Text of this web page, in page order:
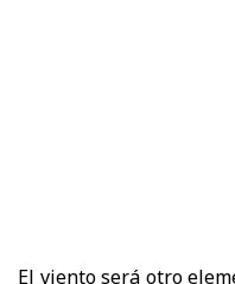
El viento será otro